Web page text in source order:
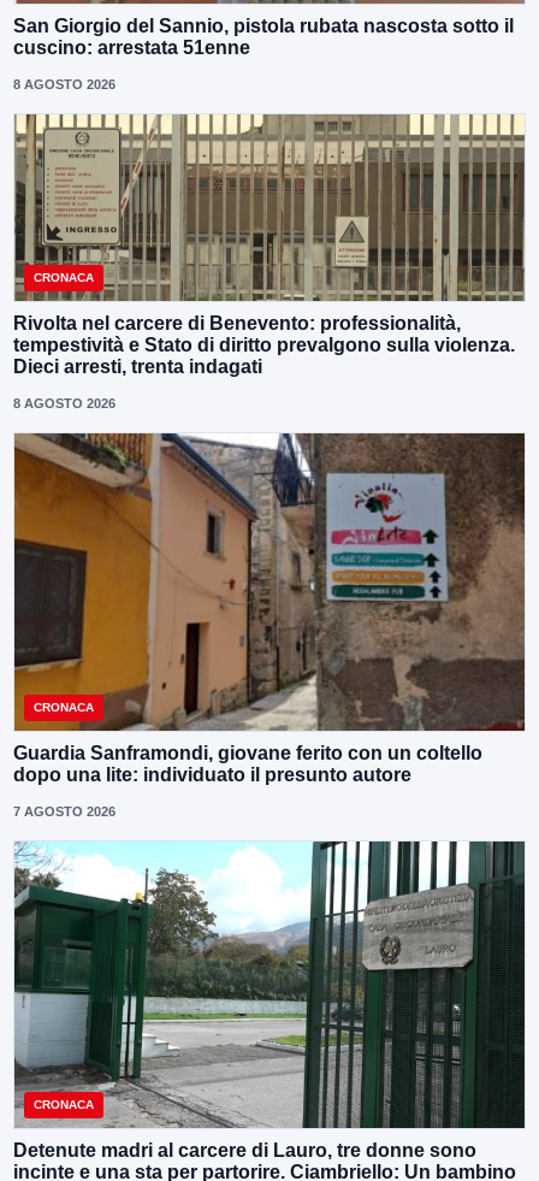
San Giorgio del Sannio, pistola rubata nascosta sotto il
cuscino: arrestata 51enne
8 AGOSTO 2026
CRONACA
Rivolta nel carcere di Benevento: professionalità,
tempestività e Stato di diritto prevalgono sulla violenza.
Dieci arresti, trenta indagati
8 AGOSTO 2026
CRONACA
Guardia Sanframondi, giovane ferito con un coltello
dopo una lite: individuato il presunto autore
7 AGOSTO 2026
CRONACA
Detenute madri al carcere di Lauro, tre donne sono
incinte e una sta per partorire. Ciambriello: Un bambino